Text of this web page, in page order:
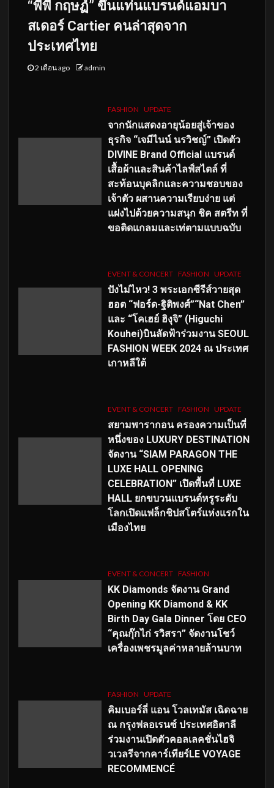
“พีพี กฤษฏ์” ขึ้นแท่นแบรนด์แอมบา
สเดอร์ Cartier คนล่าสุดจาก
ประเทศไทย
2 เดือน ago admin
FASHION UPDATE
จากนักแสดงอายุน้อยสู่เจ้าของ
ธุรกิจ “เจมีไนน์ นรวิชญ์” เปิดตัว
DIVINE Brand Official แบรนด์
เสื้อผ้าและสินค้าไลฟ์สไตล์ ที่
สะท้อนบุคลิกและความชอบของ
เจ้าตัว ผสานความเรียบง่าย แต่
แฝงไปด้วยความสนุก ชิค สตรีท ที่
ขอติดแกลมและเท่ตามแบบฉบับ
EVENT & CONCERT FASHION UPDATE
ปังไม่ไหว! 3 พระเอกซีรีส์วายสุด
ฮอต “ฟอร์ด-ฐิติพงศ์”“Nat Chen”
และ “โคเฮย์ ฮิงุจิ” (Higuchi
Kouhei)บินลัดฟ้าร่วมงาน SEOUL
FASHION WEEK 2024 ณ ประเทศ
เกาหลีใต้
EVENT & CONCERT FASHION UPDATE
สยามพารากอน ครองความเป็นที่
หนึ่งของ LUXURY DESTINATION
จัดงาน “SIAM PARAGON THE
LUXE HALL OPENING
CELEBRATION” เปิดพื้นที่ LUXE
HALL ยกขบวนแบรนด์หรูระดับ
โลกเปิดแฟล็กชิปสโตร์แห่งแรกใน
เมืองไทย
EVENT & CONCERT FASHION
KK Diamonds จัดงาน Grand
Opening KK Diamond & KK
Birth Day Gala Dinner โดย CEO
“คุณกุ๊กไก่ รวิสรา” จัดงานโชว์
เครื่องเพชรมูลค่าหลายล้านบาท
FASHION UPDATE
คิมเบอร์ลี่ แอน โวลเทมัส เฉิดฉาย
ณ กรุงฟลอเรนซ์ ประเทศอิตาลี
ร่วมงานเปิดตัวคอลเลคชั่นไฮจิ
วเวลรีจากคาร์เทียร์LE VOYAGE
RECOMMENCÉ